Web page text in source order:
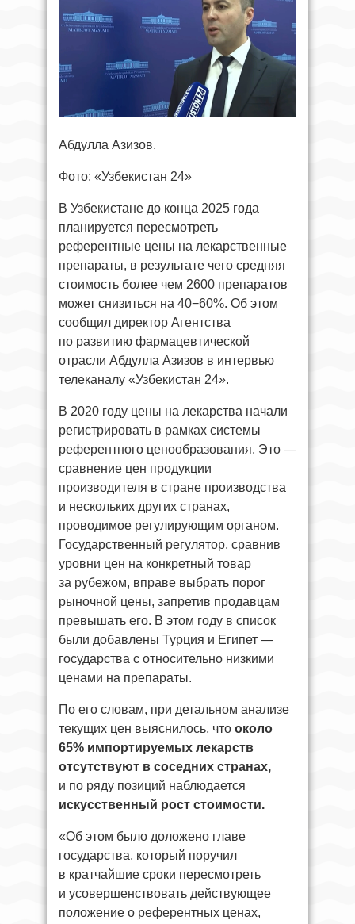
Абдулла Азизов.
Фото: «Узбекистан 24»
В Узбекистане до конца 2025 года
планируется пересмотреть
референтные цены на лекарственные
препараты, в результате чего средняя
стоимость более чем 2600 препаратов
может снизиться на 40−60%. Об этом
сообщил директор Агентства
по развитию фармацевтической
отрасли Абдулла Азизов в интервью
телеканалу «Узбекистан 24».
В 2020 году цены на лекарства начали
регистрировать в рамках системы
референтного ценообразования. Это —
сравнение цен продукции
производителя в стране производства
и нескольких других странах,
проводимое регулирующим органом.
Государственный регулятор, сравнив
уровни цен на конкретный товар
за рубежом, вправе выбрать порог
рыночной цены, запретив продавцам
превышать его. В этом году в список
были добавлены Турция и Египет —
государства с относительно низкими
ценами на препараты.
По его словам, при детальном анализе
текущих цен выяснилось, что около
65% импортируемых лекарств
отсутствуют в соседних странах,
и по ряду позиций наблюдается
искусственный рост стоимости.
«Об этом было доложено главе
государства, который поручил
в кратчайшие сроки пересмотреть
и усовершенствовать действующее
положение о референтных ценах,